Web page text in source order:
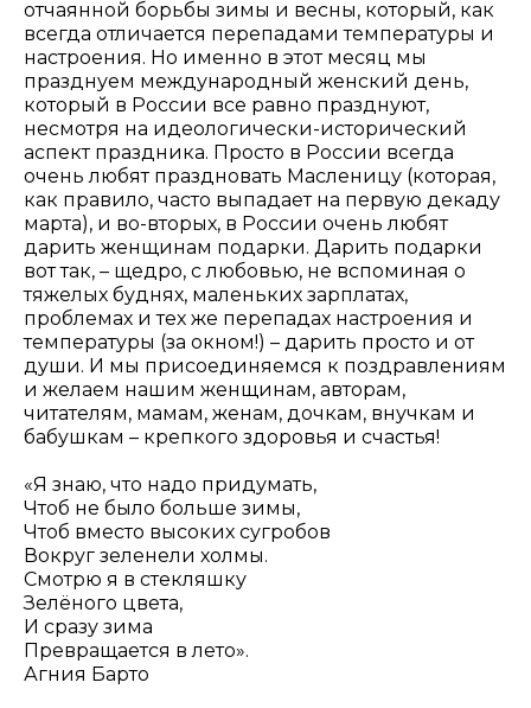
отчаянной борьбы зимы и весны, который, как
всегда отличается перепадами температуры и
настроения. Но именно в этот месяц мы
празднуем международный женский день,
который в России все равно празднуют,
несмотря на идеологически-исторический
аспект праздника. Просто в России всегда
очень любят праздновать Масленицу (которая,
как правило, часто выпадает на первую декаду
марта), и во-вторых, в России очень любят
дарить женщинам подарки. Дарить подарки
вот так, – щедро, с любовью, не вспоминая о
тяжелых буднях, маленьких зарплатах,
проблемах и тех же перепадах настроения и
температуры (за окном!) – дарить просто и от
души. И мы присоединяемся к поздравлениям
и желаем нашим женщинам, авторам,
читателям, мамам, женам, дочкам, внучкам и
бабушкам – крепкого здоровья и счастья!
«Я знаю, что надо придумать,
Чтоб не было больше зимы,
Чтоб вместо высоких сугробов
Вокруг зеленели холмы.
Смотрю я в стекляшку
Зелёного цвета,
И сразу зима
Превращается в лето».
Агния Барто